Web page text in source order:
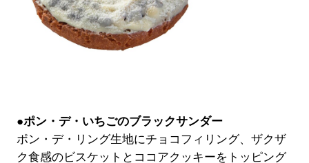
●ポン・デ・いちごのブラックサンダー
ポン・デ・リング生地にチョコフィリング、ザクザ
ク食感のビスケットとココアクッキーをトッピング